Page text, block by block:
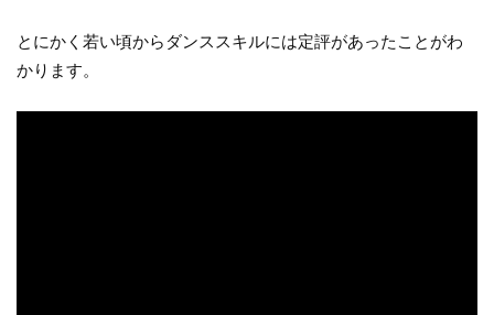
とにかく若い頃からダンススキルには定評があったことがわ
かります。